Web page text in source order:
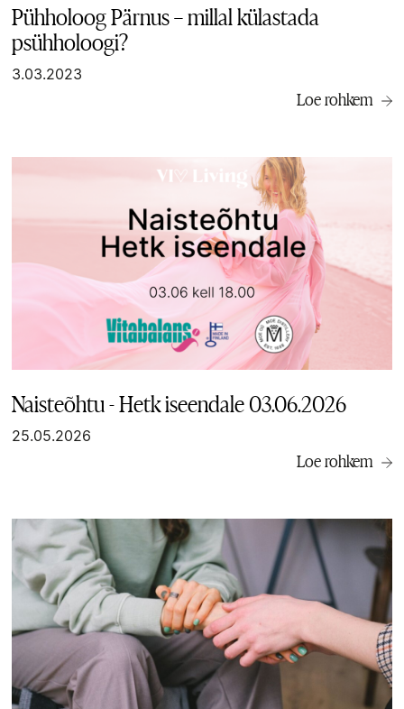
Pühholoog Pärnus – millal külastada
psühholoogi?
3.03.2023
Loe rohkem
Naisteõhtu - Hetk iseendale 03.06.2026
25.05.2026
Loe rohkem